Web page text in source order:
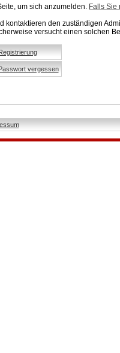
um sich anzumelden. Falls Sie
kontaktieren den zuständigen
versucht einen solchen
vergessen